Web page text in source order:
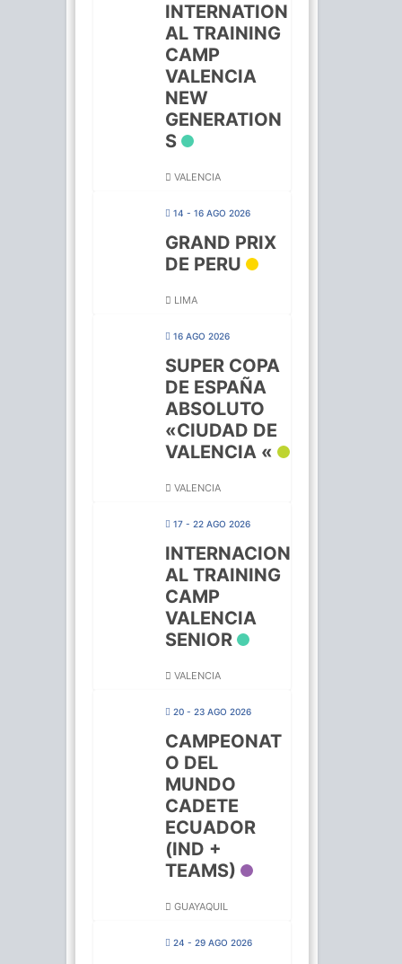
INTERNATION
AL TRAINING
CAMP
VALENCIA
NEW
GENERATION
S
VALENCIA
14 - 16 AGO 2026
GRAND PRIX
DE PERU
LIMA
16 AGO 2026
SUPER COPA
DE ESPAÑA
ABSOLUTO
«CIUDAD DE
VALENCIA «
VALENCIA
17 - 22 AGO 2026
INTERNACION
AL TRAINING
CAMP
VALENCIA
SENIOR
VALENCIA
20 - 23 AGO 2026
CAMPEONAT
O DEL
MUNDO
CADETE
ECUADOR
(IND +
TEAMS)
GUAYAQUIL
24 - 29 AGO 2026